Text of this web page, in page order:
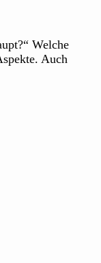
Welche
Auch